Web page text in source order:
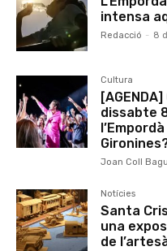
intensa
Redacció - 8
Cultura
dissabte
Joan Coll
Notícies
Santa
una
de